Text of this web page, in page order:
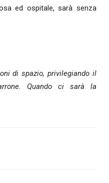
ed ospitale, sarà senza
di spazio, privilegiando il
Quando ci sarà la